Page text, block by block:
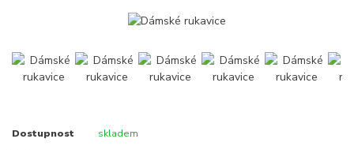
Dostupnost skladem